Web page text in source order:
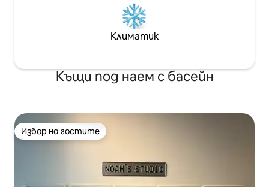
Климатик
Къщи под наем с басейн
Избор на гостите
Избор на гостите